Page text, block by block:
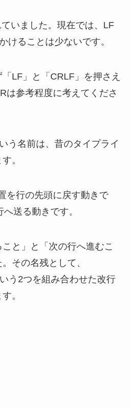
いました。現在では、LF
けることは少ないです。
LF」と「CRLF」を押さえ
は参考程度に考えてくださ
う名前は、昔のタイプライ
。
を行の先頭に戻す動きで
送る動きです。
と」と「次の行へ進むこ
その名残として、
う2つを組み合わせた改行
。